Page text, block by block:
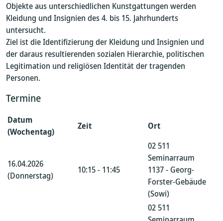
Objekte aus unterschiedlichen Kunstgattungen werden
Kleidung und Insignien des 4. bis 15. Jahrhunderts
untersucht.
Ziel ist die Identifizierung der Kleidung und Insignien und
der daraus resultierenden sozialen Hierarchie, politischen
Legitimation und religiösen Identität der tragenden
Personen.
Termine
Datum
(Wochentag)
Zeit Ort
16.04.2026
(Donnerstag)
10:15 - 11:45
02 511
Seminarraum
1137 - Georg-
Forster-Gebäude
(Sowi)
02 511